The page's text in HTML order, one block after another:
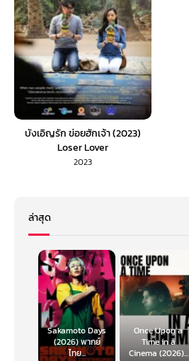
บังเอิญรัก ข่อยฮักเจ้า (2023)
Loser Lover
2023
ล่าสุด
Sakamoto Days
(2026) พากย์
ไทย...
Once Upon a
Time in a
Cinema (2026)...